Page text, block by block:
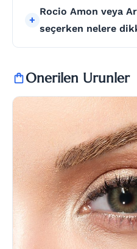
Rocio Amon veya
seçerken nelere
Onerilen Urunler